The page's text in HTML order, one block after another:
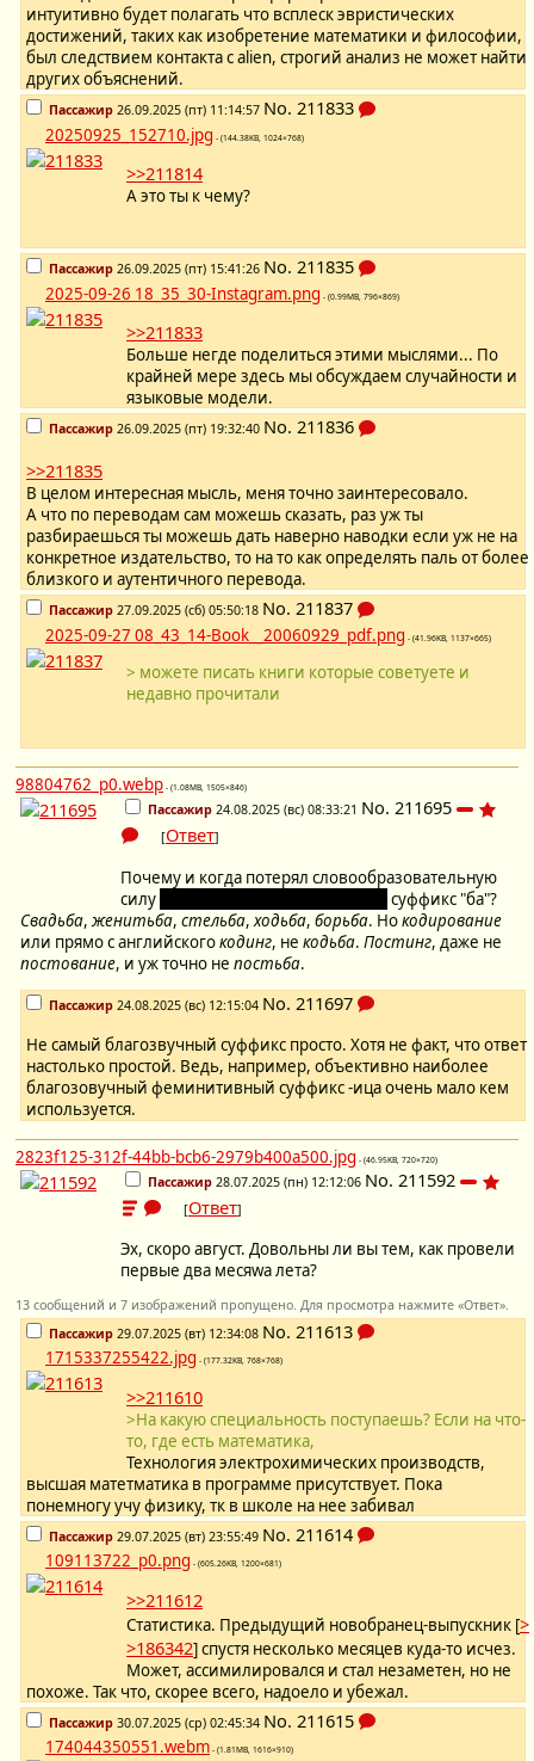
интуитивно будет полагать что всплеск эвристических
достижений, таких как изобретение математики и философии,
был следствием контакта с alien, строгий анализ не может найти
других объяснений.
Пассажир 26.09.2025 (пт) 11:14:57 No. 211833
20250925_152710.jpg - (144.38KB, 1024×768)
>>211814
А это ты к чему?
Пассажир 26.09.2025 (пт) 15:41:26 No. 211835
2025-09-26 18_35_30-Instagram.png - (0.99MB, 796×869)
>>211833
Больше негде поделиться этими мыслями... По
крайней мере здесь мы обсуждаем случайности и
языковые модели.
Пассажир 26.09.2025 (пт) 19:32:40 No. 211836
>>211835
В целом интересная мысль, меня точно заинтересовало.
А что по переводам сам можешь сказать, раз уж ты
разбираешься ты можешь дать наверно наводки если уж не на
конкретное издательство, то на то как определять паль от более
близкого и аутентичного перевода.
Пассажир 27.09.2025 (сб) 05:50:18 No. 211837
2025-09-27 08_43_14-Book__20060929_pdf.png - (41.96KB, 1137×665)
> можете писать книги которые советуете и
недавно прочитали
98804762_p0.webp - (1.08MB, 1505×846)
Пассажир 24.08.2025 (вс) 08:33:21 No. 211695
[Ответ]
Почему и когда потерял словообразовательную
силу
суффикс "ба"?
Свадьба, женитьба, стельба, ходьба, борьба. Нокодирование
или прямо с английскогокодинг, не кодьба. Постинг, даже не
постование, и уж точно не постьба.
Пассажир 24.08.2025 (вс) 12:15:04 No. 211697
Не самый благозвучный суффикс просто. Хотя не факт, что ответ
настолько простой. Ведь, например, объективно наиболее
благозовучный феминитивный суффикс -ица очень мало кем
используется.
2823f125-312f-44bb-bcb6-2979b400a500.jpg - (46.95KB, 720×720)
Пассажир 28.07.2025 (пн) 12:12:06 No. 211592
[Ответ]
Эх, скоро август. Довольны ли вы тем, как провели
первые два месяwа лета?
13 сообщений и 7 изображений пропущено. Для просмотра нажмите «Ответ».
Пассажир 29.07.2025 (вт) 12:34:08 No. 211613
1715337255422.jpg - (177.32KB, 768×768)
>>211610
>На какую специальность поступаешь? Если на что-
то, где есть математика,
Технология электрохимических производств,
высшая матетматика в программе присутствует. Пока
понемногу учу физику, тк в школе на нее забивал
Пассажир 29.07.2025 (вт) 23:55:49 No. 211614
109113722_p0.png - (605.26KB, 1200×681)
>>211612
Статистика. Предыдущий новобранец-выпускник [>
>186342] спустя несколько месяцев куда-то исчез.
Может, ассимилировался и стал незаметен, но не
похоже. Так что, скорее всего, надоело и убежал.
Пассажир 30.07.2025 (ср) 02:45:34 No. 211615
174044350551.webm - (1.81MB, 1616×910)